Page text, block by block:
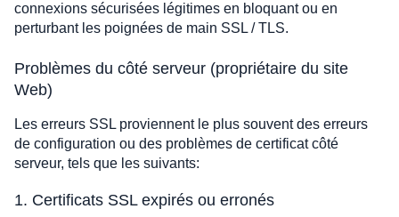
connexions sécurisées légitimes en bloquant ou en
perturbant les poignées de main SSL / TLS.
Problèmes du côté serveur (propriétaire du site
Web)
Les erreurs SSL proviennent le plus souvent des erreurs
de configuration ou des problèmes de certificat côté
serveur, tels que les suivants:
1. Certificats SSL expirés ou erronés